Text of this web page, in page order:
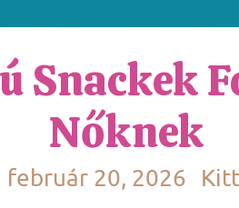
Snackek
Nőknek
február 20, 2026